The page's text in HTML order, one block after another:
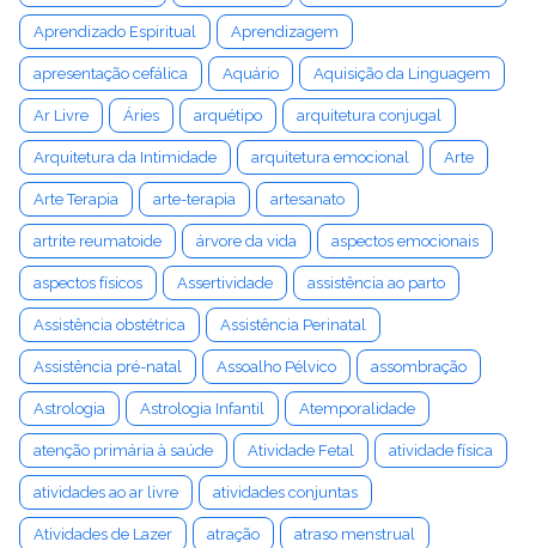
Aprendizado Espiritual Aprendizagem
apresentação cefálica Aquário Aquisição da Linguagem
Ar Livre Áries arquétipo arquitetura conjugal
Arquitetura da Intimidade arquitetura emocional Arte
Arte Terapia arte-terapia artesanato
artrite reumatoide árvore da vida aspectos emocionais
aspectos físicos Assertividade assistência ao parto
Assistência obstétrica Assistência Perinatal
Assistência pré-natal Assoalho Pélvico assombração
Astrologia Astrologia Infantil Atemporalidade
atenção primária à saúde Atividade Fetal atividade física
atividades ao ar livre atividades conjuntas
Atividades de Lazer atração atraso menstrual